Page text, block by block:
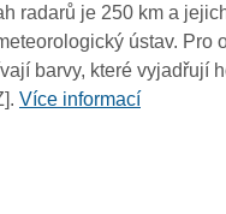
radarů je 250 km a
ústav. Pro
barvy, které vyjadřují
Více informací